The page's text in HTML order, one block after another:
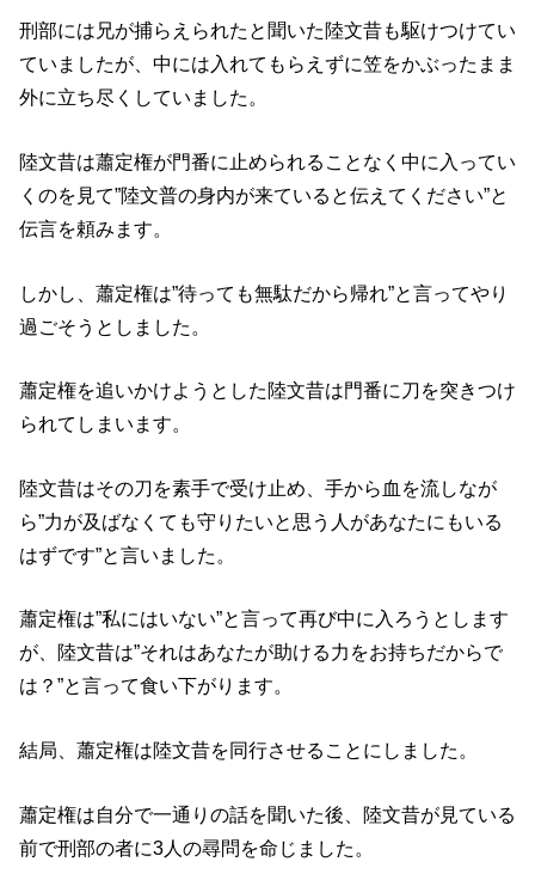
刑部には兄が捕らえられたと聞いた陸文昔も駆けつけてい
ていましたが、中には入れてもらえずに笠をかぶったまま
外に立ち尽くしていました。
陸文昔は蕭定権が門番に止められることなく中に入ってい
くのを見て”陸文普の身内が来ていると伝えてください”と
伝言を頼みます。
しかし、蕭定権は”待っても無駄だから帰れ”と言ってやり
過ごそうとしました。
蕭定権を追いかけようとした陸文昔は門番に刀を突きつけ
られてしまいます。
陸文昔はその刀を素手で受け止め、手から血を流しなが
ら”力が及ばなくても守りたいと思う人があなたにもいる
はずです”と言いました。
蕭定権は”私にはいない”と言って再び中に入ろうとします
が、陸文昔は”それはあなたが助ける力をお持ちだからで
は？”と言って食い下がります。
結局、蕭定権は陸文昔を同行させることにしました。
蕭定権は自分で一通りの話を聞いた後、陸文昔が見ている
前で刑部の者に3人の尋問を命じました。